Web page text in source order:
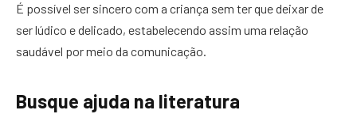
É possível ser sincero com a criança sem ter que deixar de
ser lúdico e delicado, estabelecendo assim uma relação
saudável por meio da comunicação.
Busque ajuda na literatura